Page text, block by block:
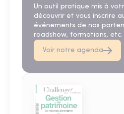
Un outil pratique mis à
découvrir et vous inscrire
événements de nos
roadshow, formations, etc.
Voir notre agenda